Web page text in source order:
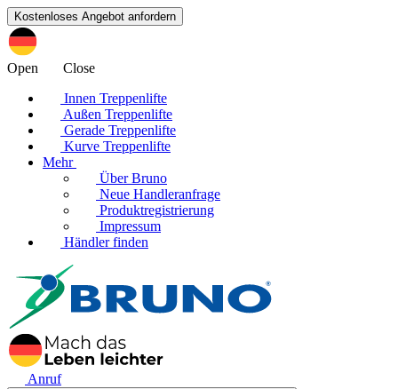
Open
Close
Innen Treppenlifte
Außen Treppenlifte
Gerade Treppenlifte
Kurve Treppenlifte
Mehr
Über Bruno
Neue Handleranfrage
Produktregistrierung
Impressum
Händler finden
Anruf